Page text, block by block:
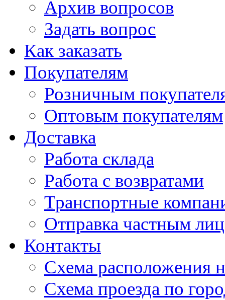
Архив вопросов
Задать вопрос
Как заказать
Покупателям
Розничным
Оптовым покупателям
Доставка
Работа склада
Работа с возвратами
Транспортные
Отправка частным
Контакты
Схема расположения
Схема проезда по